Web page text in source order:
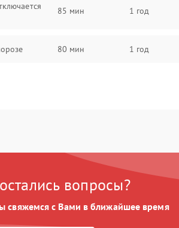
85 мин 1 год
80 мин 1 год
вопросы?
свяжемся с Вами в ближайшее время